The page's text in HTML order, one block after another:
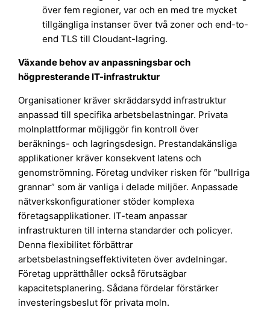
över fem regioner, var och en med tre mycket
tillgängliga instanser över två zoner och end-to-
end TLS till Cloudant-lagring.
Växande behov av anpassningsbar och
högpresterande IT-infrastruktur
Organisationer kräver skräddarsydd infrastruktur
anpassad till specifika arbetsbelastningar. Privata
molnplattformar möjliggör fin kontroll över
beräknings- och lagringsdesign. Prestandakänsliga
applikationer kräver konsekvent latens och
genomströmning. Företag undviker risken för “bullriga
grannar” som är vanliga i delade miljöer. Anpassade
nätverkskonfigurationer stöder komplexa
företagsapplikationer. IT-team anpassar
infrastrukturen till interna standarder och policyer.
Denna flexibilitet förbättrar
arbetsbelastningseffektiviteten över avdelningar.
Företag upprätthåller också förutsägbar
kapacitetsplanering. Sådana fördelar förstärker
investeringsbeslut för privata moln.